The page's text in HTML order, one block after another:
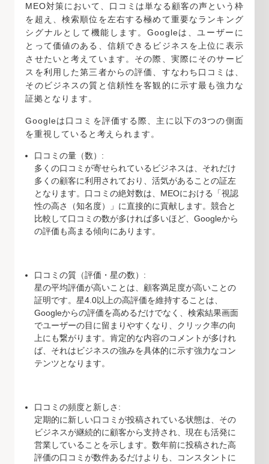
MEO対策において、口コミは単なる顧客の声という枠
を超え、検索順位を左右する極めて重要なランキング
シグナルとして機能します。Googleは、ユーザーに
とって価値のある、信頼できるビジネスを上位に表示
させたいと考えています。その際、実際にそのサービ
スを利用した第三者からの評価、すなわち口コミは、
そのビジネスの質と信頼性を客観的に示す最も強力な
証拠となります。
Googleは口コミを評価する際、主に以下の3つの側面
を重視していると考えられます。
口コミの量（数）:
多くの口コミが寄せられているビジネスは、それだけ
多くの顧客に利用されており、活気があることの証左
となります。口コミの絶対数は、MEOにおける「視認
性の高さ（知名度）」に直接的に貢献します。競合と
比較して口コミの数が多ければ多いほど、Googleから
の評価も高まる傾向にあります。
口コミの質（評価・星の数）:
星の平均評価が高いことは、顧客満足度が高いことの
証明です。星4.0以上の高評価を維持することは、
Googleからの評価を高めるだけでなく、検索結果画面
でユーザーの目に留まりやすくなり、クリック率の向
上にも繋がります。肯定的な内容のコメントが多けれ
ば、それはビジネスの強みを具体的に示す強力なコン
テンツとなります。
口コミの頻度と新しさ:
定期的に新しい口コミが投稿されている状態は、その
ビジネスが継続的に顧客から支持され、現在も活発に
営業していることを示します。数年前に投稿された高
評価の口コミが数件あるだけよりも、コンスタントに